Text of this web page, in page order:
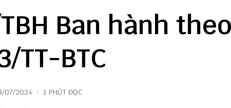
Ban hành
TT-BTC
07/2024 1 PHÚT ĐỌC